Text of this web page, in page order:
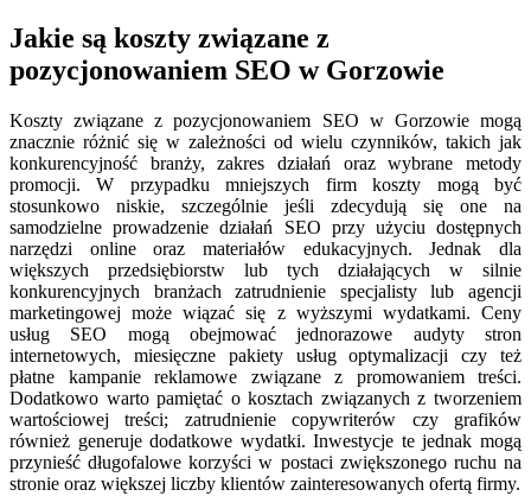
Jakie są koszty związane z
pozycjonowaniem SEO w Gorzowie
Koszty związane z pozycjonowaniem SEO w Gorzowie mogą
znacznie różnić się w zależności od wielu czynników, takich jak
konkurencyjność branży, zakres działań oraz wybrane metody
promocji. W przypadku mniejszych firm koszty mogą być
stosunkowo niskie, szczególnie jeśli zdecydują się one na
samodzielne prowadzenie działań SEO przy użyciu dostępnych
narzędzi online oraz materiałów edukacyjnych. Jednak dla
większych przedsiębiorstw lub tych działających w silnie
konkurencyjnych branżach zatrudnienie specjalisty lub agencji
marketingowej może wiązać się z wyższymi wydatkami. Ceny
usług SEO mogą obejmować jednorazowe audyty stron
internetowych, miesięczne pakiety usług optymalizacji czy też
płatne kampanie reklamowe związane z promowaniem treści.
Dodatkowo warto pamiętać o kosztach związanych z tworzeniem
wartościowej treści; zatrudnienie copywriterów czy grafików
również generuje dodatkowe wydatki. Inwestycje te jednak mogą
przynieść długofalowe korzyści w postaci zwiększonego ruchu na
stronie oraz większej liczby klientów zainteresowanych ofertą firmy.